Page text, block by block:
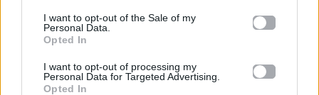
I want to opt-out of the Sale of my
Personal Data.
Opted In
I want to opt-out of processing my
Personal Data for Targeted Advertising.
Opted In
απορώ πώς μπόρεσα να σε αγαπήσω
όχι δε μου άξιζε μόνη μου να ζήσω
Λάθος που σε πίστεψα λάθος που σ’αγάπησα
δε μου φέρθηκες καλά κι έτσι επαναστάτησα